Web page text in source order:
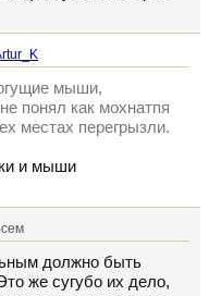
мыши,
понял как мохнатпя
местах перегрызли.
и мыши
должно быть
же сугубо их дело,